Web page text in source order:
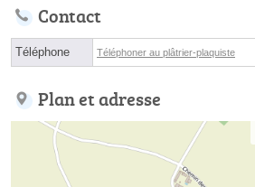
Contact
Téléphone Téléphoner au plâtrier-plaquiste
Plan et adresse